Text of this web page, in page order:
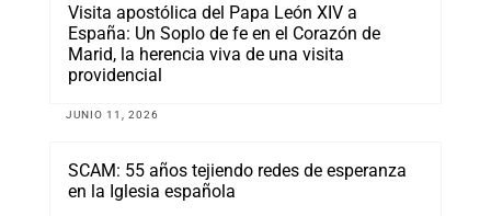
Visita apostólica del Papa León XIV a
España: Un Soplo de fe en el Corazón de
Marid, la herencia viva de una visita
providencial
JUNIO 11, 2026
SCAM: 55 años tejiendo redes de esperanza
en la Iglesia española